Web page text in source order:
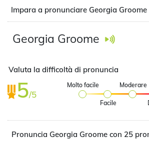
Impara a pronunciare Georgia Groome
Georgia Groome
Valuta la difficoltà di pronuncia
5/5
Molto facile
Facile
Moderare
Pronuncia Georgia Groome con 25